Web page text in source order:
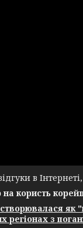
в
на користь
як
регіонах з